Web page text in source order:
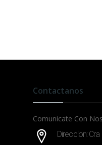
Contactanos
Comunicate Con
Direccion: Cra